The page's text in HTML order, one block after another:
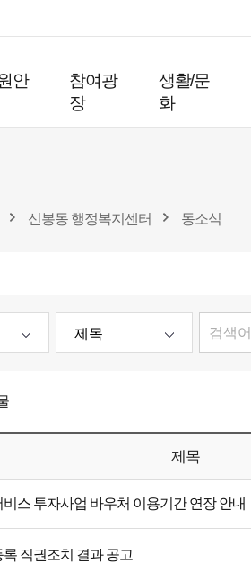
안
참여광
장
생활/문
화
신봉동 행정복지센터 동소식
제목
스 투자사업 바우처 이용기간 연장 안내
직권조치 결과 공고